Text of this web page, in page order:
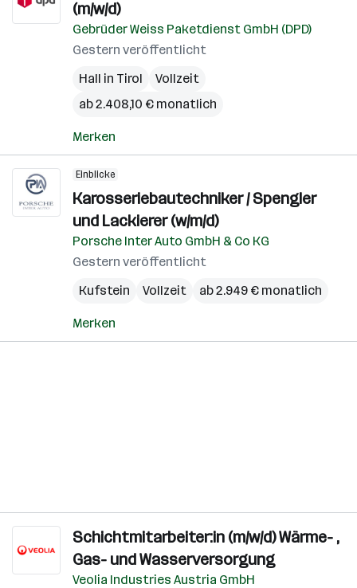
(m/w/d)
Gebrüder Weiss Paketdienst GmbH (DPD)
Gestern veröffentlicht
Hall in Tirol
Vollzeit
ab 2.408,10 € monatlich
Merken
Einblicke
Karosseriebautechniker / Spengler
und Lackierer (w/m/d)
Porsche Inter Auto GmbH & Co KG
Gestern veröffentlicht
Kufstein
Vollzeit ab 2.949 € monatlich
Merken
Schichtmitarbeiter:in (m/w/d) Wärme- ,
Gas- und Wasserversorgung
Veolia Industries Austria GmbH